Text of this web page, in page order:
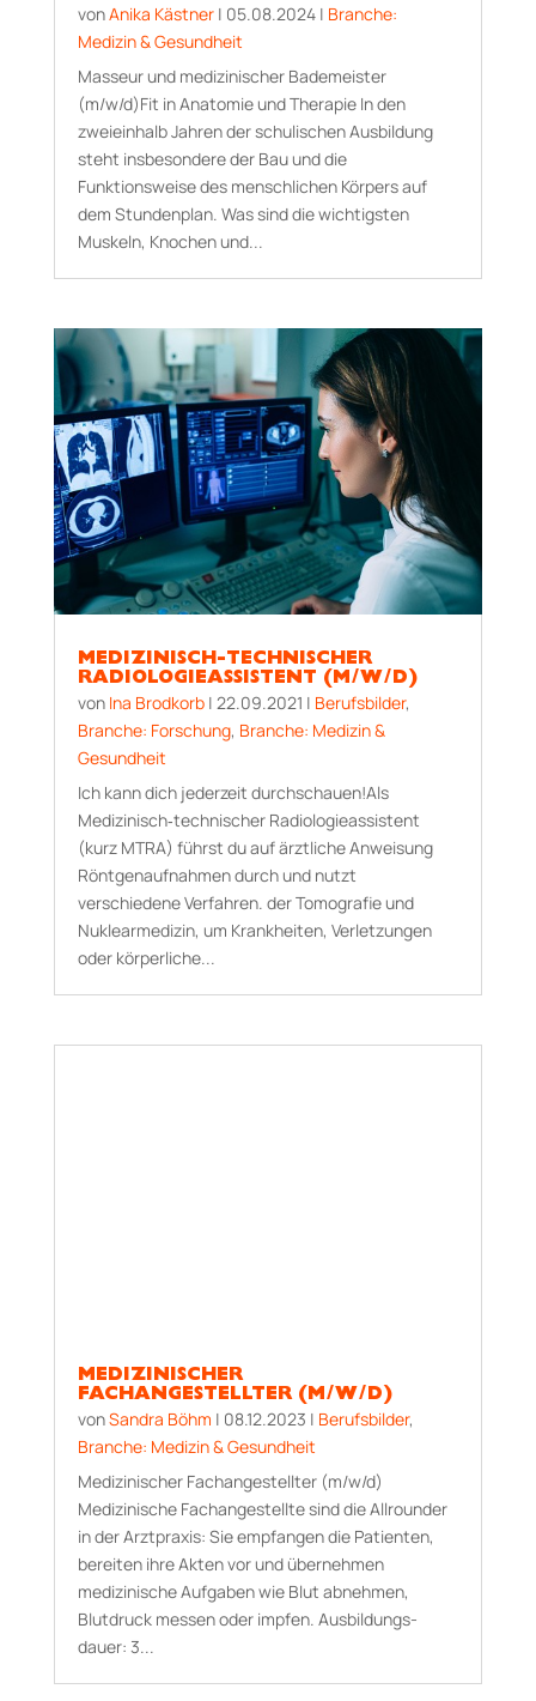
vonAnika Kästner| 05.08.2024| Branche:
Medizin & Gesundheit
Masseur und medizinischer Bademeister
(m/w/d)Fit in Anatomie und Therapie In den
zweieinhalb Jahren der schulischen Ausbildung
steht insbesondere der Bau und die
Funktionsweise des menschlichen Körpers auf
dem Stundenplan. Was sind die wichtigsten
Muskeln, Knochen und...
MEDIZINISCH-TECHNISCHER
RADIOLOGIEASSISTENT (M/W/D)
von Ina Brodkorb| 22.09.2021 | Berufsbilder,
Branche: Forschung, Branche: Medizin &
Gesundheit
Ich kann dich jederzeit durchschauen!Als
Medizinisch‐technischer Radiologieassistent
(kurz MTRA) führst du auf ärztliche Anweisung
Röntgenaufnahmen durch und nutzt
verschiedene Verfahren. der Tomografie und
Nuklearmedizin, um Krankheiten, Verletzungen
oder körperliche...
MEDIZINISCHER
FACHANGESTELLTER (M/W/D)
vonSandra Böhm | 08.12.2023 | Berufsbilder,
Branche: Medizin & Gesundheit
Medizinischer Fachangestellter (m/w/d)
Medizinische Fachangestellte sind die Allrounder
in der Arztpraxis: Sie empfangen die Patienten,
bereiten ihre Akten vor und übernehmen
medizinische Aufgaben wie Blut abnehmen,
Blutdruck messen oder impfen. Aus­bildungs­
dauer: 3...